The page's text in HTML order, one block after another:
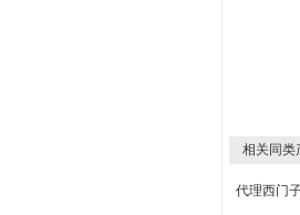
相关同类
代理西门